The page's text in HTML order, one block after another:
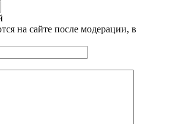
на сайте после модерации, в